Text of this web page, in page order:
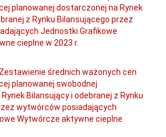
planowanej dostarczonej na Rynek
z Rynku Bilansującego przez
Jednostki Grafikowe
cieplne w 2023 r.
Zestawienie średnich ważonych cen
planowanej swobodnej
Bilansujący i odebranej z Rynku
wytwórców posiadających
Wytwórcze aktywne cieplne